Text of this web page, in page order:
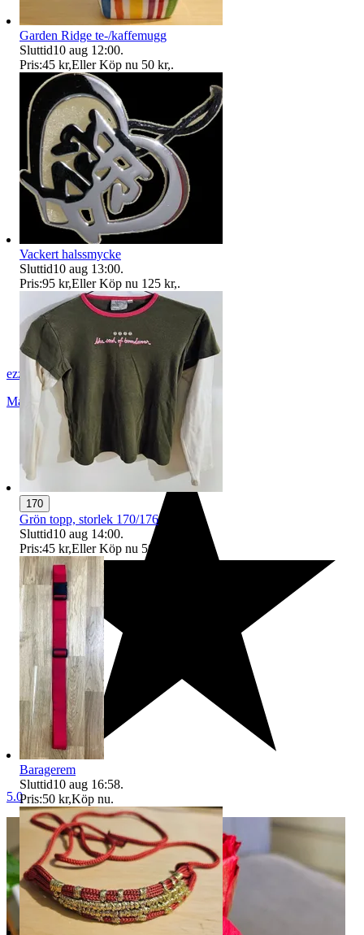
ezzz_ezzz
Malmö
Sverige
5.0
Garden Ridge te-/kaffemugg
Sluttid10 aug 12:00.
Pris:45 kr,Eller Köp nu 50 kr,.
Vackert halssmycke
Sluttid10 aug 13:00.
Pris:95 kr,Eller Köp nu 125 kr,.
170
Grön topp, storlek 170/176
Sluttid10 aug 14:00.
Pris:45 kr,Eller Köp nu 50 kr
Baragerem
Sluttid10 aug 16:58.
Pris:50 kr,Köp nu.